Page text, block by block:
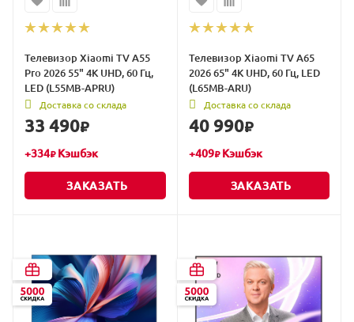
Телевизор Xiaomi TV A55
Pro 2026 55" 4K UHD, 60 Гц,
LED (L55MB-APRU)
Доставка со склада
33 490₽
+334₽Кэшбэк
ЗАКАЗАТЬ
Телевизор Xiaomi TV A65
2026 65" 4K UHD, 60 Гц, LED
(L65MB-ARU)
Доставка со склада
40 990₽
+409₽Кэшбэк
ЗАКАЗАТЬ